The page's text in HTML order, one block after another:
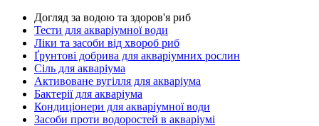
Догляд за водою та здоров'я риб
Тести для акваріумної води
Ліки та засоби від хвороб риб
Ґрунтові добрива для акваріумних рослин
Сіль для акваріума
Активоване вугілля для акваріума
Бактерії для акваріума
Кондиціонери для акваріумної води
Засоби проти водоростей в акваріумі